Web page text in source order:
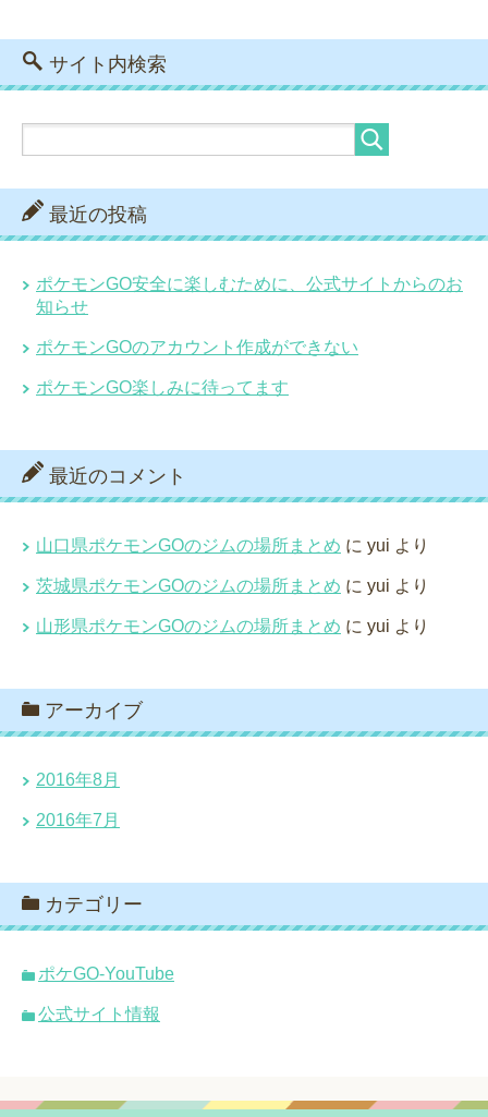
サイト内検索
最近の投稿
ポケモンGO安全に楽しむために、公式サイトからのお
知らせ
ポケモンGOのアカウント作成ができない
ポケモンGO楽しみに待ってます
最近のコメント
山口県ポケモンGOのジムの場所まとめ に yui より
茨城県ポケモンGOのジムの場所まとめ に yui より
山形県ポケモンGOのジムの場所まとめ に yui より
アーカイブ
2016年8月
2016年7月
カテゴリー
ポケGO-YouTube
公式サイト情報